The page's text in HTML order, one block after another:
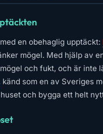
en obehaglig upptäckt:
mögel. Med hjälp av
och fukt, och är inte
känd som en av Sveriges
och bygga ett helt